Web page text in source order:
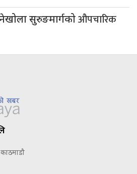
सुरुङमार्गकोऔपचारिक